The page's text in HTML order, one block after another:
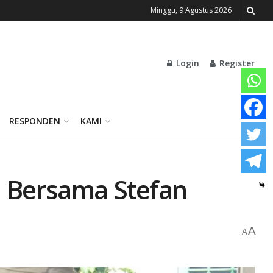
Minggu, 9 Agustus 2026
Login Register
RESPONDEN KAMI
Stefan
AA